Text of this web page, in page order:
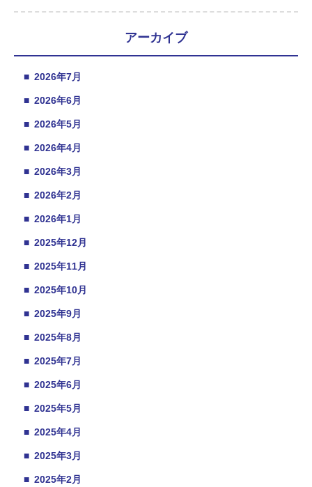
アーカイブ
■ 2026年7月
■ 2026年6月
■ 2026年5月
■ 2026年4月
■ 2026年3月
■ 2026年2月
■ 2026年1月
■ 2025年12月
■ 2025年11月
■ 2025年10月
■ 2025年9月
■ 2025年8月
■ 2025年7月
■ 2025年6月
■ 2025年5月
■ 2025年4月
■ 2025年3月
■ 2025年2月